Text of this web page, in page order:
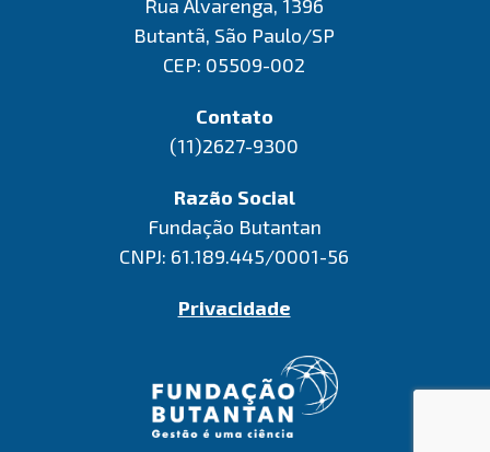
Rua Alvarenga, 1396
Butantã, São Paulo/SP
CEP: 05509-002
Contato
(11)2627-9300
Razão Social
Fundação Butantan
CNPJ: 61.189.445/0001-56
Privacidade